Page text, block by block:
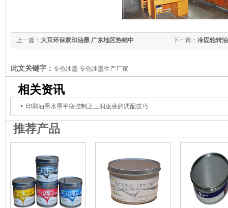
下一篇： 冷固轮转
上一篇： 大豆环保胶印油墨 广东地区热销中
此文关键字： 专色油墨 专色油墨生产厂家
相关资讯
印刷油墨水墨平衡控制之三润版液的调配技巧
推荐产品